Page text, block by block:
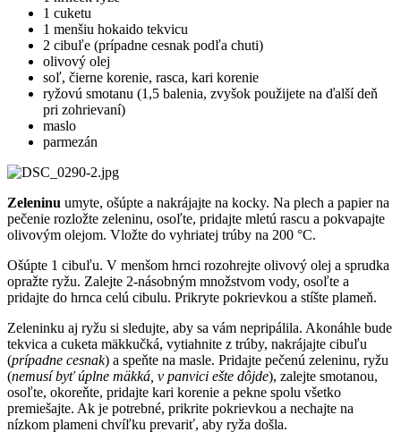
1 cuketu
1 menšiu hokaido tekvicu
2 cibuľe (prípadne cesnak podľa chuti)
olivový olej
soľ, čierne korenie, rasca, kari korenie
ryžovú smotanu (1,5 balenia, zvyšok použijete na ďalší deň
pri zohrievaní)
maslo
parmezán
Zeleninu umyte, ošúpte a nakrájajte na kocky. Na plech a papier na
pečenie rozložte zeleninu, osoľte, pridajte mletú rascu a pokvapajte
olivovým olejom. Vložte do vyhriatej trúby na 200 °C.
Ošúpte 1 cibuľu. V menšom hrnci rozohrejte olivový olej a sprudka
opražte ryžu. Zalejte 2-násobným množstvom vody, osoľte a
pridajte do hrnca celú cibulu. Prikryte pokrievkou a stíšte plameň.
Zeleninku aj ryžu si sledujte, aby sa vám nepripálila. Akonáhle bude
tekvica a cuketa mäkkučká, vytiahnite z trúby, nakrájajte cibuľu
(prípadne cesnak) a speňte na masle. Pridajte pečenú zeleninu, ryžu
(nemusí byť úplne mäkká, v panvici ešte dôjde), zalejte smotanou,
osoľte, okoreňte, pridajte kari korenie a pekne spolu všetko
premiešajte. Ak je potrebné, prikrite pokrievkou a nechajte na
nízkom plameni chvíľku prevariť, aby ryža došla.